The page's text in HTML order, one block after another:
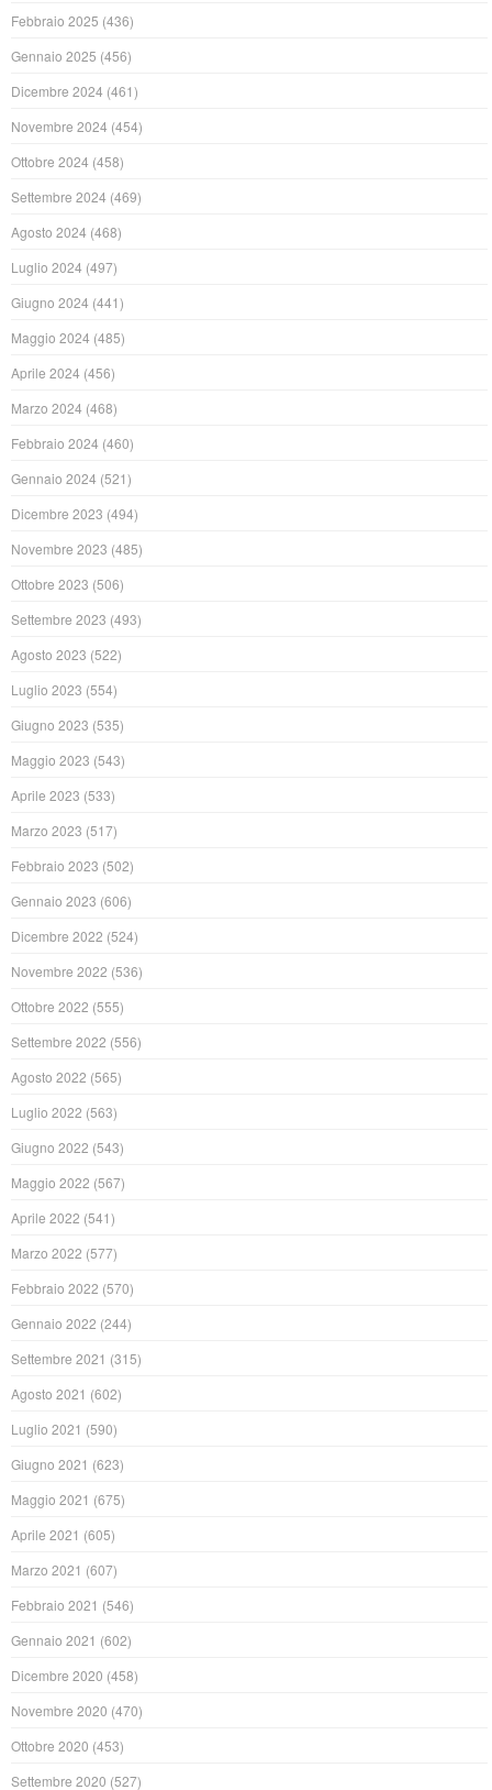
Febbraio 2025 (436)
Gennaio 2025 (456)
Dicembre 2024 (461)
Novembre 2024 (454)
Ottobre 2024 (458)
Settembre 2024 (469)
Agosto 2024 (468)
Luglio 2024 (497)
Giugno 2024 (441)
Maggio 2024 (485)
Aprile 2024 (456)
Marzo 2024 (468)
Febbraio 2024 (460)
Gennaio 2024 (521)
Dicembre 2023 (494)
Novembre 2023 (485)
Ottobre 2023 (506)
Settembre 2023 (493)
Agosto 2023 (522)
Luglio 2023 (554)
Giugno 2023 (535)
Maggio 2023 (543)
Aprile 2023 (533)
Marzo 2023 (517)
Febbraio 2023 (502)
Gennaio 2023 (606)
Dicembre 2022 (524)
Novembre 2022 (536)
Ottobre 2022 (555)
Settembre 2022 (556)
Agosto 2022 (565)
Luglio 2022 (563)
Giugno 2022 (543)
Maggio 2022 (567)
Aprile 2022 (541)
Marzo 2022 (577)
Febbraio 2022 (570)
Gennaio 2022 (244)
Settembre 2021 (315)
Agosto 2021 (602)
Luglio 2021 (590)
Giugno 2021 (623)
Maggio 2021 (675)
Aprile 2021 (605)
Marzo 2021 (607)
Febbraio 2021 (546)
Gennaio 2021 (602)
Dicembre 2020 (458)
Novembre 2020 (470)
Ottobre 2020 (453)
Settembre 2020 (527)